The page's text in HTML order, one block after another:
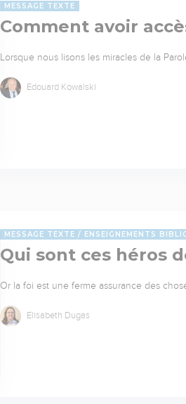
MESSAGE TEXTE
Comment avoir
Lorsque nous lisons les miracles de la
Edouard Kowalski
MESSAGE TEXTE ENSEIGNEMENTS
Qui sont ces héros
Or la foi est une ferme assurance des
Elisabeth Dugas